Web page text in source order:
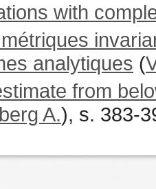
with
analytiques (
from
A.), s. 383-